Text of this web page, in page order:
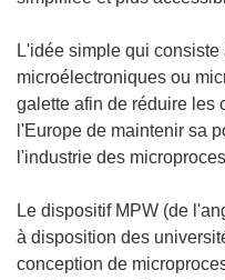
L'idée simple qui
microélectroniques ou
galette afin de réduire les
l'Europe de maintenir sa
l'industrie des
Le dispositif MPW (de
à disposition des
conception de